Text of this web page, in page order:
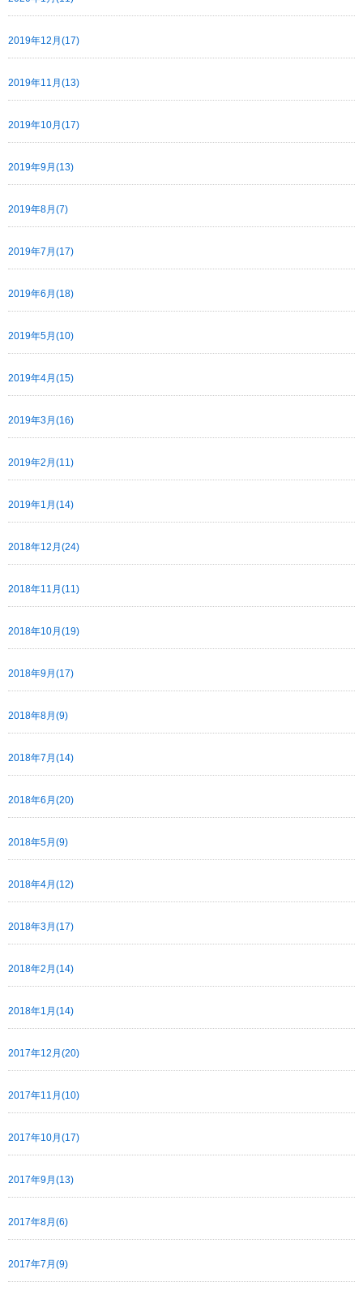
2019年12月(17)
2019年11月(13)
2019年10月(17)
2019年9月(13)
2019年8月(7)
2019年7月(17)
2019年6月(18)
2019年5月(10)
2019年4月(15)
2019年3月(16)
2019年2月(11)
2019年1月(14)
2018年12月(24)
2018年11月(11)
2018年10月(19)
2018年9月(17)
2018年8月(9)
2018年7月(14)
2018年6月(20)
2018年5月(9)
2018年4月(12)
2018年3月(17)
2018年2月(14)
2018年1月(14)
2017年12月(20)
2017年11月(10)
2017年10月(17)
2017年9月(13)
2017年8月(6)
2017年7月(9)